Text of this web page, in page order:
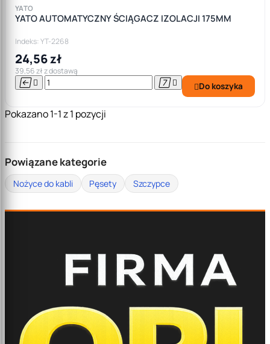
YATO
YATO AUTOMATYCZNY ŚCIĄGACZ IZOLACJI 175MM
Indeks: YT-2268
24,56 zł
39,56 zł z dostawą
    Do koszyka
Pokazano 1-1 z 1 pozycji
Powiązane kategorie
Nożyce do kabli Pęsety Szczypce